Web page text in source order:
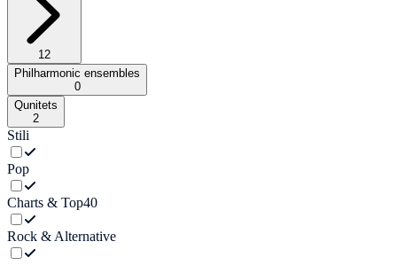
12
Philharmonic ensembles
0
Qunitets
2
Stili
Pop
Charts & Top40
Rock & Alternative